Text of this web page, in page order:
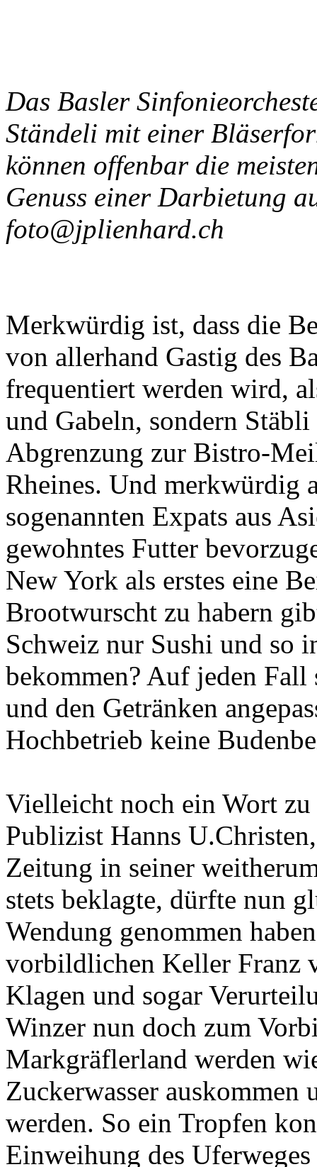
Das Basler
Ständeli mit einer
können offenbar die
Genuss einer Darbietung
foto@jplienhard.ch
Merkwürdig ist, dass die
von allerhand Gastig des
frequentiert werden wird,
und Gabeln, sondern
Abgrenzung zur Bistro-
Rheines. Und merkwürdig
sogenannten Expats aus
gewohntes Futter
New York als erstes eine
Brootwurscht zu habern
Schweiz nur Sushi und so
bekommen? Auf jeden Fall
und den Getränken
Hochbetrieb keine
Vielleicht noch ein Wort zu
Publizist Hanns
Zeitung in seiner
stets beklagte, dürfte nun
Wendung genommen
vorbildlichen Keller Franz
Klagen und sogar
Winzer nun doch zum
Markgräflerland werden
Zuckerwasser auskommen
werden. So ein Tropfen
Einweihung des